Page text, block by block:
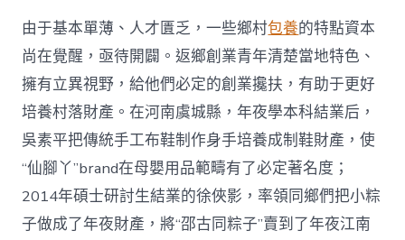
中
由于基本單薄、人才匱乏，一些鄉村包養的特點資本
尚在覺醒，亟待開闢。返鄉創業青年清楚當地特色、
擁有立異視野，給他們必定的創業攙扶，有助于更好
培養村落財產。在河南虞城縣，年夜學本科結業后，
吳素平把傳統手工布鞋制作身手培養成制鞋財產，使
“仙腳丫”brand在母嬰用品範疇有了必定著名度；
2014年碩士研討生結業的徐俠影，率領同鄉們把小粽
子做成了年夜財產，將“邵古同粽子”賣到了年夜江南